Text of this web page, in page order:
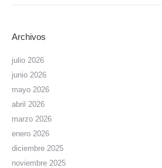
Archivos
julio 2026
junio 2026
mayo 2026
abril 2026
marzo 2026
enero 2026
diciembre 2025
noviembre 2025